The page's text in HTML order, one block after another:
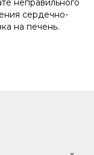
неправильного
сердечно-
на печень.